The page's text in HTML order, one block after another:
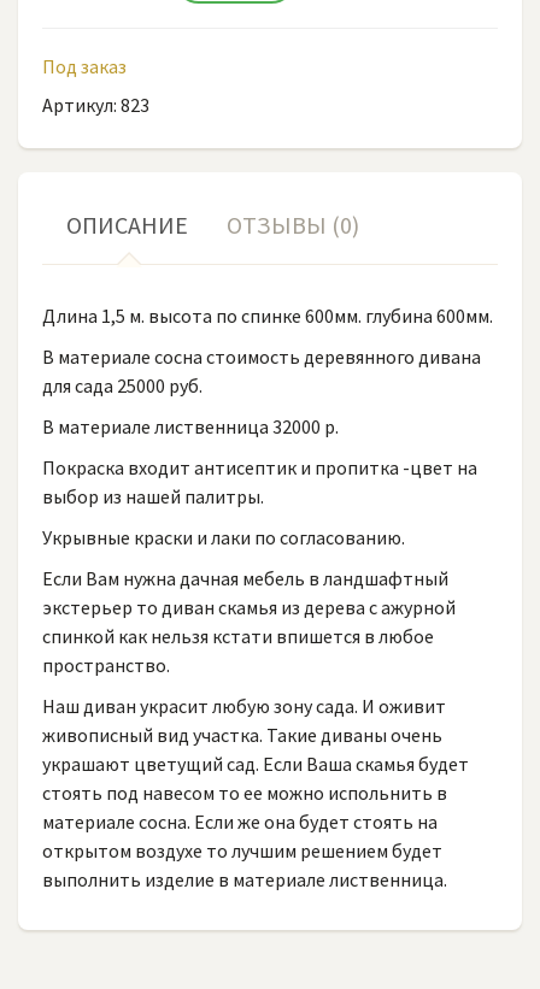
Под заказ
Артикул: 823
ОПИСАНИЕ ОТЗЫВЫ (0)
Длина 1,5 м. высота по спинке 600мм. глубина 600мм.
В материале сосна стоимость деревянного дивана
для сада 25000 руб.
В материале лиственница 32000 р.
Покраска входит антисептик и пропитка -цвет на
выбор из нашей палитры.
Укрывные краски и лаки по согласованию.
Если Вам нужна дачная мебель в ландшафтный
экстерьер то диван скамья из дерева с ажурной
спинкой как нельзя кстати впишется в любое
пространство.
Наш диван украсит любую зону сада. И оживит
живописный вид участка. Такие диваны очень
украшают цветущий сад. Если Ваша скамья будет
стоять под навесом то ее можно испольнить в
материале сосна. Если же она будет стоять на
открытом воздухе то лучшим решением будет
выполнить изделие в материале лиственница.